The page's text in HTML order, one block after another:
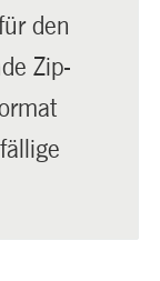
den
Zip-